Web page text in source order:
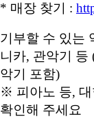
* 매장 찾기 :
기부할 수 있는
니카, 관악기 등
악기 포함)
※ 피아노 등,
확인해 주세요